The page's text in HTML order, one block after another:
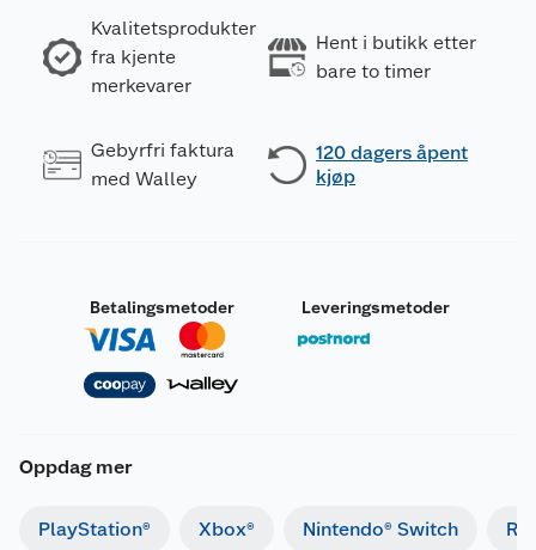
Kvalitetsprodukter
fra kjente
merkevarer
Hent i butikk etter
bare to timer
Gebyrfri faktura
med Walley
120 dagers åpent
kjøp
Betalingsmetoder Leveringsmetoder
Oppdag mer
PlayStation® Xbox® Nintendo® Switch